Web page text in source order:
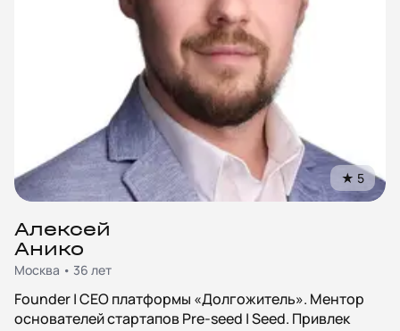
★ 5
Алексей
Анико
Москва • 36 лет
Founder | CEO платформы «Долгожитель». Ментор
основателей стартапов Pre-seed | Seed. Привлек